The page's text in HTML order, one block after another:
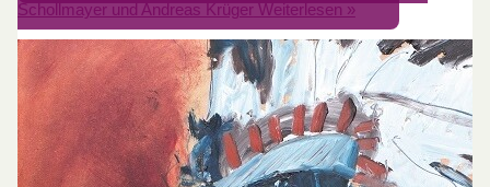
Schollmayer und Andreas KrügerWeiterlesen »